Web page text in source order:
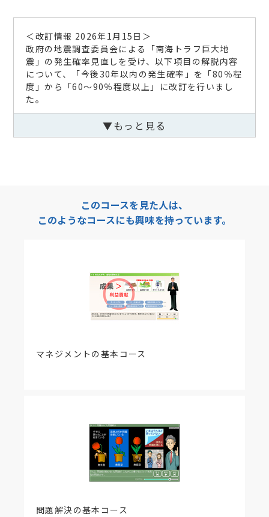
＜改訂情報 2026年1月15日＞
政府の地震調査委員会による「南海トラフ巨大地
震」の発生確率見直しを受け、以下項目の解説内容
について、「今後30年以内の発生確率」を「80％程
度」から「60～90％程度以上」に改訂を行いまし
た。
項目「3 「地震」を知る」および本項目に関するレ
ポート問題
▼もっと見る
このコースを見た人は、
このようなコースにも興味を持っています。
マネジメントの基本コース
問題解決の基本コース